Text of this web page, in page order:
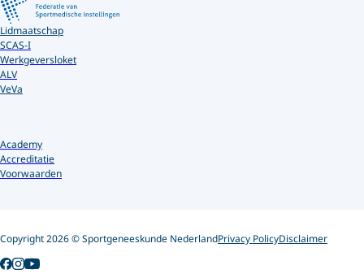
Lidmaatschap
SCAS-I
Werkgeversloket
ALV
VeVa
Academy
Accreditatie
Voorwaarden
Copyright 2026 © Sportgeneeskunde NederlandPrivacy PolicyDisclaimer
Follow us on Facebook
Follow us on Instagram
Follow us on YouTube